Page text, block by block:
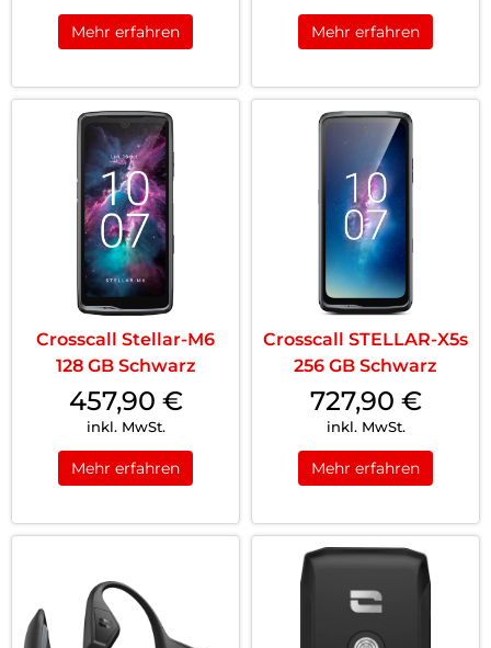
Mehr erfahren Mehr erfahren
Crosscall Stellar-M6
128 GB Schwarz
457,90 €
inkl. MwSt.
Mehr erfahren
Crosscall STELLAR-X5s
256 GB Schwarz
727,90 €
inkl. MwSt.
Mehr erfahren